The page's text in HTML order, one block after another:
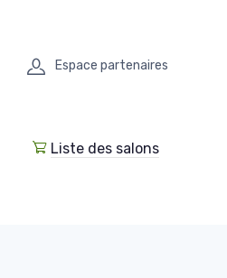
Espace partenaires
Liste des salons